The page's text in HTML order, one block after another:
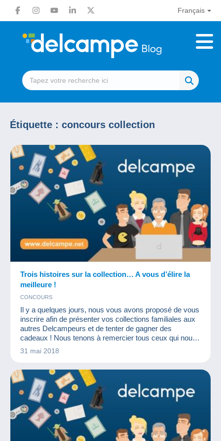
Français
Étiquette : concours collection
Trois histoires sur la collection… A vous d’élire la
meilleure !
CONCOURS
Il y a quelques jours, nous vous avons proposé de vous
inscrire afin de présenter vos collections familiales aux
autres Delcampeurs et de tenter de gagner des
cadeaux ! Nous tenons à remercier tous ceux qui nous
ont envoyé leur candidature : quel plaisir de constater
31 mai 2018